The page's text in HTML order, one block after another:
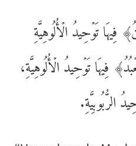
فِيهَا تَوۡحِيدُ الۡأُلُوهِيَّةِ
فِيهَا تَوۡحِيدُ الۡأُلُوهِيَّةِ،
الرُّبُوبِيَّةِ.